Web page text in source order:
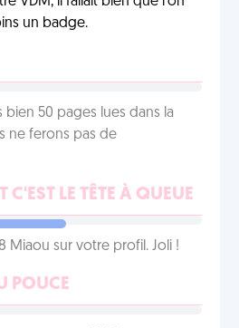
un badge.
bien 50 pages lues dans la
ne ferons pas de
C'EST LE TÊTE À QUEUE
Miaou sur votre profil. Joli !
POUCE